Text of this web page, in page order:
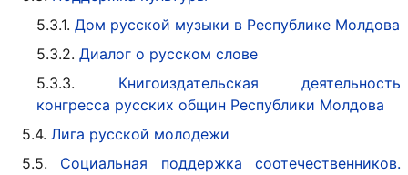
5.3.1. Дом русской музыки в Республике Молдова
5.3.2. Диалог о русском слове
5.3.3. Книгоиздательская деятельность
конгресса русских общин Республики Молдова
5.4. Лига русской молодежи
5.5. Социальная поддержка соотечественников.